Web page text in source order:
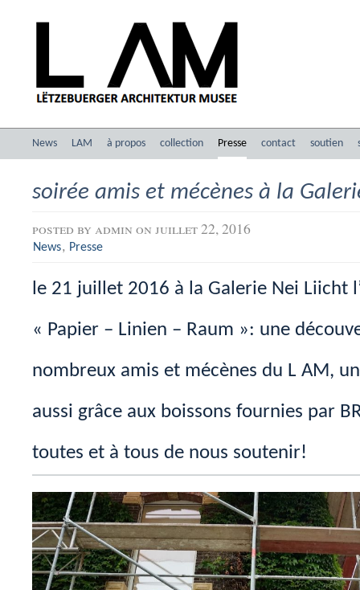
News LAM à propos collection Presse contact soutien
soirée amis et mécènes à la
posted by admin on juillet 22, 2016
News, Presse
le 21 juillet 2016 à la Galerie Nei Liicht
« Papier – Linien – Raum »: une
nombreux amis et mécènes du L AM,
aussi grâce aux boissons fournies par
toutes et à tous de nous soutenir!